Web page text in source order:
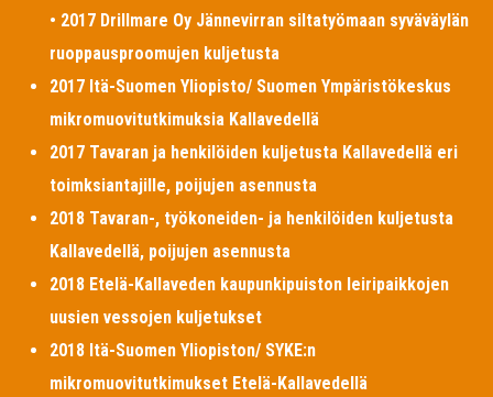
• 2017 Drillmare Oy Jännevirran siltatyömaan syväväylän
ruoppausproomujen kuljetusta
2017 Itä-Suomen Yliopisto/ Suomen Ympäristökeskus
mikromuovitutkimuksia Kallavedellä
2017 Tavaran ja henkilöiden kuljetusta Kallavedellä eri
toimksiantajille, poijujen asennusta
2018 Tavaran-, työkoneiden- ja henkilöiden kuljetusta
Kallavedellä, poijujen asennusta
2018 Etelä-Kallaveden kaupunkipuiston leiripaikkojen
uusien vessojen kuljetukset
2018 Itä-Suomen Yliopiston/ SYKE:n
mikromuovitutkimukset Etelä-Kallavedellä